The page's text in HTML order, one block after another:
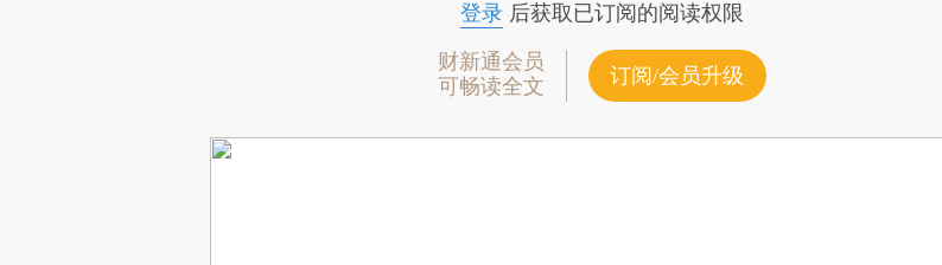
登录后获取已订阅的阅读权限
财新通会员
可畅读全文
订阅/会员升级